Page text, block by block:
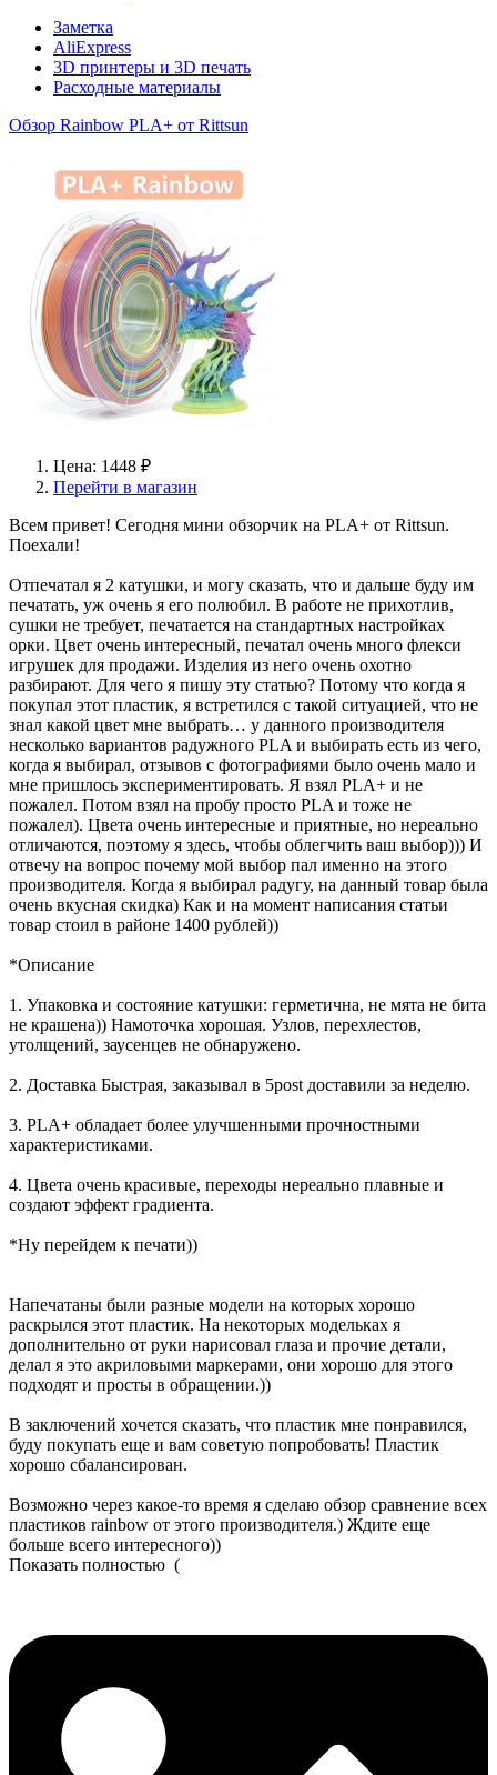
Заметка
AliExpress
3D принтеры и 3D печать
Расходные материалы
Обзор Rainbow PLA+ от Rittsun
Цена: 1448 ₽
Перейти в магазин
Всем привет! Сегодня мини обзорчик на PLA+ от Rittsun.
Поехали!
Отпечатал я 2 катушки, и могу сказать, что и дальше буду им
печатать, уж очень я его полюбил. В работе не прихотлив,
сушки не требует, печатается на стандартных настройках
орки. Цвет очень интересный, печатал очень много флекси
игрушек для продажи. Изделия из него очень охотно
разбирают. Для чего я пишу эту статью? Потому что когда я
покупал этот пластик, я встретился с такой ситуацией, что не
знал какой цвет мне выбрать… у данного производителя
несколько вариантов радужного PLA и выбирать есть из чего,
когда я выбирал, отзывов с фотографиями было очень мало и
мне пришлось экспериментировать. Я взял PLA+ и не
пожалел. Потом взял на пробу просто PLA и тоже не
пожалел). Цвета очень интересные и приятные, но нереально
отличаются, поэтому я здесь, чтобы облегчить ваш выбор))) И
отвечу на вопрос почему мой выбор пал именно на этого
производителя. Когда я выбирал радугу, на данный товар была
очень вкусная скидка) Как и на момент написания статьи
товар стоил в районе 1400 рублей))
*Описание
1. Упаковка и состояние катушки: герметична, не мята не бита
не крашена)) Намоточка хорошая. Узлов, перехлестов,
утолщений, заусенцев не обнаружено.
2. Доставка Быстрая, заказывал в 5post доставили за неделю.
3. PLA+ обладает более улучшенными прочностными
характеристиками.
4. Цвета очень красивые, переходы нереально плавные и
создают эффект градиента.
*Ну перейдем к печати))
Напечатаны были разные модели на которых хорошо
раскрылся этот пластик. На некоторых модельках я
дополнительно от руки нарисовал глаза и прочие детали,
делал я это акриловыми маркерами, они хорошо для этого
подходят и просты в обращении.))
В заключений хочется сказать, что пластик мне понравился,
буду покупать еще и вам советую попробовать! Пластик
хорошо сбалансирован.
Возможно через какое-то время я сделаю обзор сравнение всех
пластиков rainbow от этого производителя.) Ждите еще
больше всего интересного))
Показать полностью (